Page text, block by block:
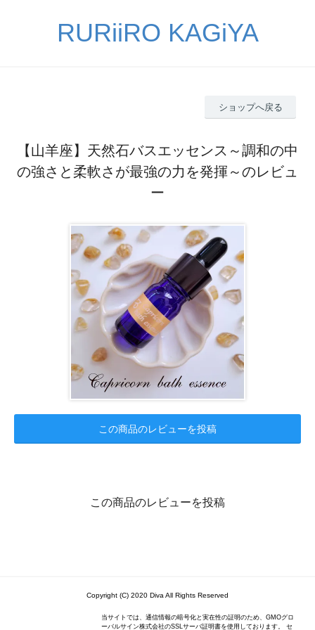
RURiiRO KAGiYA
ショップへ戻る
【山羊座】天然石バスエッセンス～調和の中
の強さと柔軟さが最強の力を発揮～のレビュ
ー
この商品のレビューを投稿
この商品のレビューを投稿
Copyright (C) 2020 Diva All Rights Reserved
当サイトでは、通信情報の暗号化と実在性の証明のため、GMOグロ
ーバルサイン株式会社のSSLサーバ証明書を使用しております。 セ